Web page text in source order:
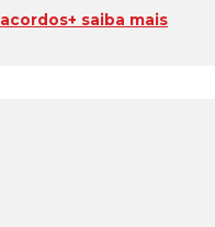
acordos+ saiba mais